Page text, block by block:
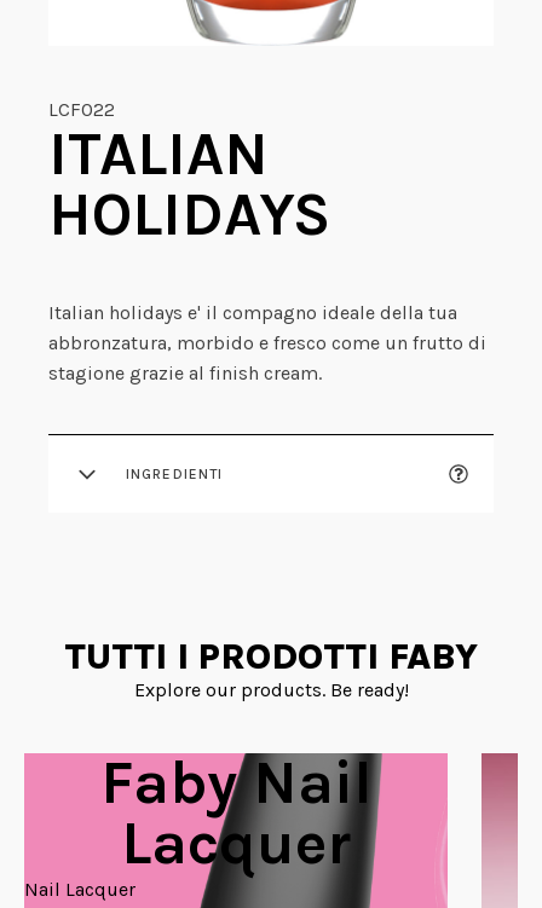
LCF022
ITALIAN
HOLIDAYS
Italian holidays e' il compagno ideale della tua
abbronzatura, morbido e fresco come un frutto di
stagione grazie al finish cream.
INGREDIENTI
TUTTI I PRODOTTI FABY
Explore our products. Be ready!
Faby Nail
Lacquer
Nail Lacquer